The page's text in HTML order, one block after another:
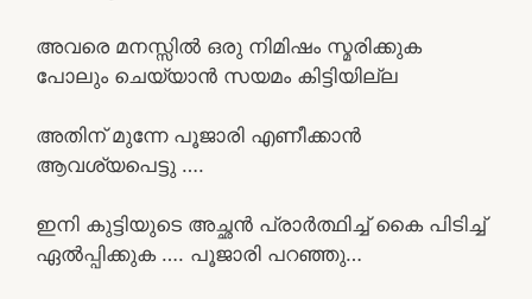
അവരെ മനസ്സിൽ ഒരു നിമിഷം സ്മരിക്കുക
പോലും ചെയ്യാൻ സയമം കിട്ടിയില്ല
അതിന് മുന്നേ പൂജാരി എണീക്കാൻ
ആവശ്യപെട്ടു ….
ഇനി കുട്ടിയുടെ അച്ഛൻ പ്രാർത്ഥിച്ച് കൈ പിടിച്ച്
ഏൽപ്പിക്കുക …. പൂജാരി പറഞ്ഞു…